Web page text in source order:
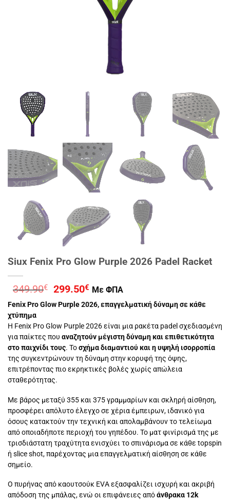
Siux Fenix Pro Glow Purple 2026 Padel Racket
349.90€
Original
price
was:
299.50€ Η
τρέχουσα
τιμή
299.50€.
Με ΦΠΑ
Fenix ​​Pro Glow Purple 2026, επαγγελματική δύναμη σε κάθε
χτύπημα
Η Fenix ​​Pro Glow Purple 2026 είναι μια ρακέτα padel σχεδιασμένη
για παίκτες που αναζητούν μέγιστη δύναμη και επιθετικότητα
στο παιχνίδι τους. Τοσχήμα διαμαντιού και η υψηλή ισορροπία
της συγκεντρώνουν τη δύναμη στην κορυφή της όψης,
επιτρέποντας πιο εκρηκτικές βολές χωρίς απώλεια
σταθερότητας.
Με βάρος μεταξύ 355 και 375 γραμμαρίων και σκληρή αίσθηση,
προσφέρει απόλυτο έλεγχο σε χέρια έμπειρων, ιδανικό για
όσους κατακτούν την τεχνική και απολαμβάνουν το τελείωμα
από οποιαδήποτε περιοχή του γηπέδου. Το ματ φινίρισμά της με
τρισδιάστατη τραχύτητα ενισχύει το σπινάρισμα σε κάθε topspin
ή slice shot, παρέχοντας μια επαγγελματική αίσθηση σε κάθε
σημείο.
Ο πυρήνας από καουτσούκ EVA εξασφαλίζει ισχυρή και ακριβή
απόδοση της μπάλας, ενώ οι επιφάνειες απόάνθρακα 12k